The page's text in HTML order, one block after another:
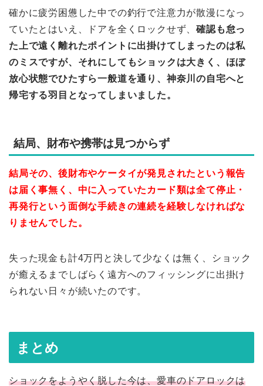
確かに疲労困憊した中での釣行で注意力が散漫になっ
ていたとはいえ、ドアを全くロックせず、確認も怠っ
た上で遠く離れたポイントに出掛けてしまったのは私
のミスですが、それにしてもショックは大きく、ほぼ
放心状態でひたすら一般道を通り、神奈川の自宅へと
帰宅する羽目となってしまいました。
結局、財布や携帯は見つからず
結局その、後財布やケータイが発見されたという報告
は届く事無く、 中に入っていたカード類は全て停止・
再発行という面倒な手続きの連続を経験しなければな
りませんでした。
失った現金も計4万円と決して少なくは無く、ショック
が癒えるまでしばらく遠方へのフィッシングに出掛け
られない日々が続いたのです。
まとめ
ショックをようやく脱した今は、愛車のドアロックは